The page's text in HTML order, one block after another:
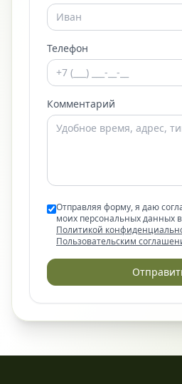
Телефон
Комментарий
Отправляя форму, я даю
моих персональных данных
Политикой
Пользовательским